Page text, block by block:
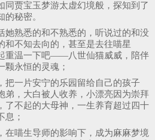
同贾宝玉梦游太虚幻境般，探知到了
秘密。
她熟悉的和不熟悉的，听说过的和没
和不知去向的，甚至是去往喵星
重温一下吧——八世仙猫威威，陪伴
颗永恒的灵魂；
把一片安宁的乐园留给自己的孩子
弟，大白被人收养，小漂亮因为崇拜
了不起的大母神，一生养育超过四十
息；
在喵生导师的影响下，成为麻麻梦境